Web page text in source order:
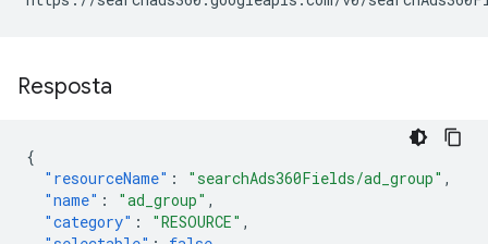
Resposta
{
"resourceName" : "searchAds360Fields/ad_group" ,
"name" : "ad_group" ,
"category" : "RESOURCE" ,